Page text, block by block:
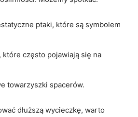
ptaki, które są symbolem
które​ często pojawiają się na
towarzyszki ​spacerów.
dłuższą‌ wycieczkę, warto